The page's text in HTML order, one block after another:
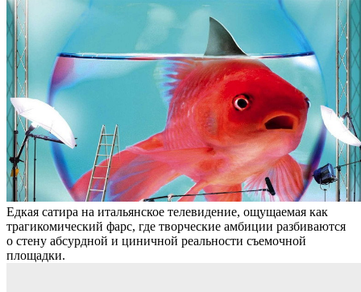
Едкая сатира на итальянское телевидение, ощущаемая как
трагикомический фарс, где творческие амбиции разбиваются
о стену абсурдной и циничной реальности съемочной
площадки.